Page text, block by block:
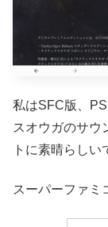
私はSFC版、
スオウガのサウ
トに素晴らしい
スーパーファミ